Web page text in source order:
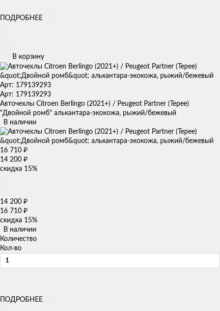
ПОДРОБНЕЕ
В корзину
Арт: 179139293
Арт: 179139293
Авточехлы Citroen Berlingo (2021+) / Peugeot Partner (Tepee)
"Двойной ромб" алькантара-экокожа, рыжий/бежевый
В наличии
16 710 ₽
14 200 ₽
скидка 15%
14 200 ₽
16 710 ₽
скидка 15%
В наличии
Количество
Кол-во
ПОДРОБНЕЕ